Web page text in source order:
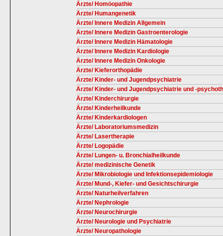
Ärzte/ Homöopathie
Ärzte/ Humangenetik
Ärzte/ Innere Medizin Allgemein
Ärzte/ Innere Medizin Gastroenterologie
Ärzte/ Innere Medizin Hämatologie
Ärzte/ Innere Medizin Kardiologie
Ärzte/ Innere Medizin Onkologie
Ärzte/ Kieferorthopädie
Ärzte/ Kinder- und Jugendpsychiatrie
Ärzte/ Kinder- und Jugendpsychiatrie und -
Ärzte/ Kinderchirurgie
Ärzte/ Kinderheilkunde
Ärzte/ Kinderkardiologen
Ärzte/ Laboratoriumsmedizin
Ärzte/ Lasertherapie
Ärzte/ Logopädie
Ärzte/ Lungen- u. Bronchialheilkunde
Ärzte/ medizinische Genetik
Ärzte/ Mikrobiologie und Infektionsepidemiologie
Ärzte/ Mund-, Kiefer- und Gesichtschirurgie
Ärzte/ Naturheilverfahren
Ärzte/ Nephrologie
Ärzte/ Neurochirurgie
Ärzte/ Neurologie und Psychiatrie
Ärzte/ Neuropathologie